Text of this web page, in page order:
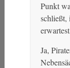
Punkt
schließt,
Ja,